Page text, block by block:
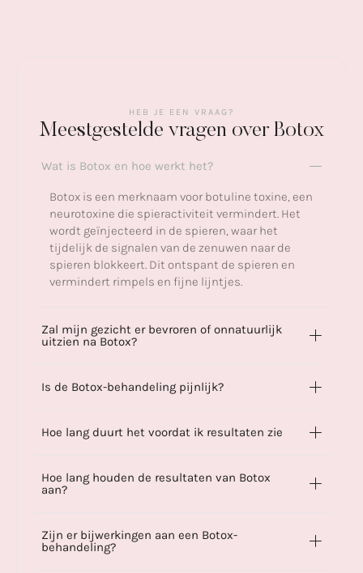
HEB JE EEN VRAAG?
Meestgestelde vragen over Botox
Wat is Botox en hoe werkt het?
Botox is een merknaam voor botuline toxine, een
neurotoxine die spieractiviteit vermindert. Het
wordt geïnjecteerd in de spieren, waar het
tijdelijk de signalen van de zenuwen naar de
spieren blokkeert. Dit ontspant de spieren en
vermindert rimpels en fijne lijntjes.
Zal mijn gezicht er bevroren of onnatuurlijk
uitzien na Botox?
Is de Botox-behandeling pijnlijk?
Hoe lang duurt het voordat ik resultaten zie
Hoe lang houden de resultaten van Botox
aan?
Zijn er bijwerkingen aan een Botox-
behandeling?